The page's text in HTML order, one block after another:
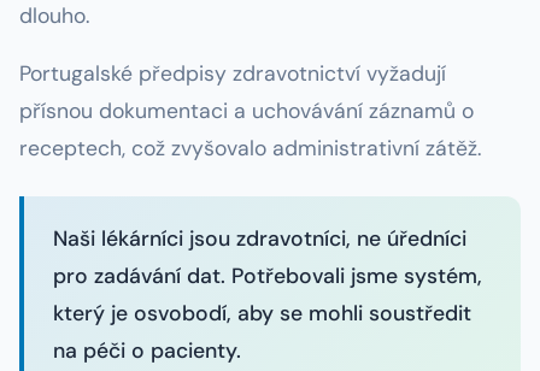
dlouho.
Portugalské předpisy zdravotnictví vyžadují
přísnou dokumentaci a uchovávání záznamů o
receptech, což zvyšovalo administrativní zátěž.
Naši lékárníci jsou zdravotníci, ne úředníci
pro zadávání dat. Potřebovali jsme systém,
který je osvobodí, aby se mohli soustředit
na péči o pacienty.